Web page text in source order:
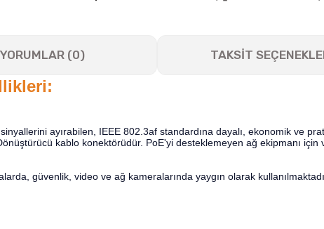
YORUMLAR (0) TAKSİT
sinyallerini ayırabilen, IEEE 802.3af standardına dayalı, ekonomik ve
kablo konektörüdür. PoE'yi desteklemeyen ağ ekipmanı
güvenlik, video ve ağ kameralarında yaygın olarak